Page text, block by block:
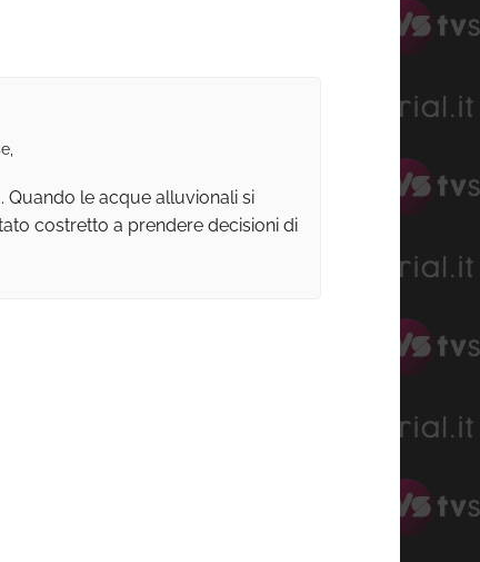
Quando le acque alluvionali si
costretto a prendere decisioni di